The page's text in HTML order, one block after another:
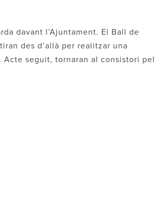
davant l’Ajuntament. El Ball de
des d’allà per realitzar una
Acte seguit, tornaran al consistori